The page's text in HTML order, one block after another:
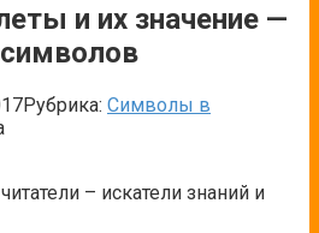
и их значение —
Рубрика: Символы в
– искатели знаний и